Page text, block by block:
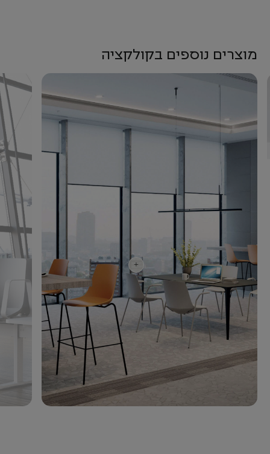
מוצרים נוספים בקולקציה
+